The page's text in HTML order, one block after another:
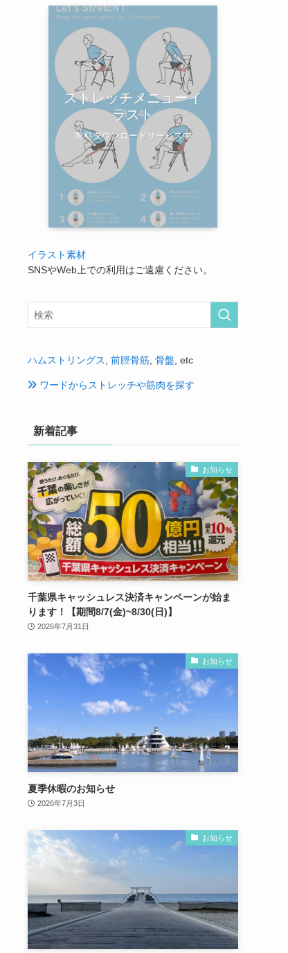
ストレッチメニューイ
ラスト
無料ダウンロードサービス中
イラスト素材
SNSやWeb上での利用はご遠慮ください。
ハムストリングス, 前脛骨筋, 骨盤, etc
ワードからストレッチや筋肉を探す
新着記事
お知らせ
千葉県キャッシュレス決済キャンペーンが始ま
ります！【期間8/7(金)~8/30(日)】
2026年7月31日
お知らせ
夏季休暇のお知らせ
2026年7月3日
お知らせ